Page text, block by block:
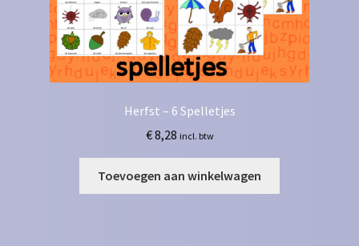
Herfst – 6 Spelletjes
€8,28 incl. btw
Toevoegen aan winkelwagen